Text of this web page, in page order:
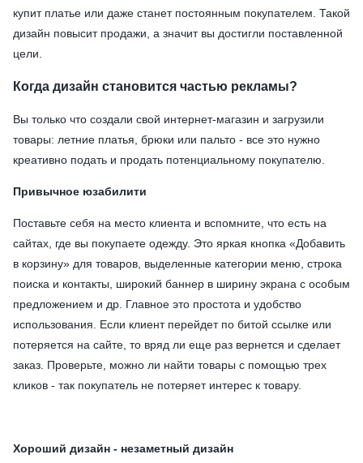
купит платье или даже станет постоянным покупателем. Такой
дизайн повысит продажи, а значит вы достигли поставленной
цели.
Когда дизайн становится частью рекламы?
Вы только что создали свой интернет-магазин и загрузили
товары: летние платья, брюки или пальто - все это нужно
креативно подать и продать потенциальному покупателю.
Привычное юзабилити
Поставьте себя на место клиента и вспомните, что есть на
сайтах, где вы покупаете одежду. Это яркая кнопка «Добавить
в корзину» для товаров, выделенные категории меню, строка
поиска и контакты, широкий баннер в ширину экрана с особым
предложением и др. Главное это простота и удобство
использования. Если клиент перейдет по битой ссылке или
потеряется на сайте, то вряд ли еще раз вернется и сделает
заказ. Проверьте, можно ли найти товары с помощью трех
кликов - так покупатель не потеряет интерес к товару.
Хороший дизайн - незаметный дизайн